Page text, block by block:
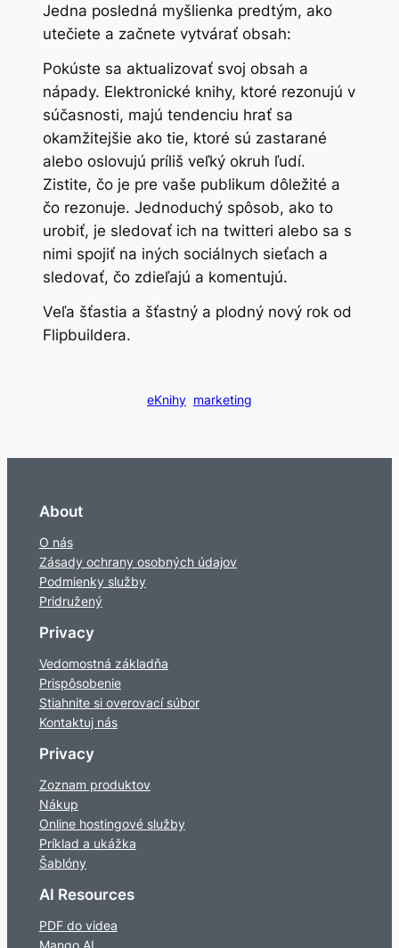
Jedna posledná myšlienka predtým, ako
utečiete a začnete vytvárať obsah:
Pokúste sa aktualizovať svoj obsah a
nápady. Elektronické knihy, ktoré rezonujú v
súčasnosti, majú tendenciu hrať sa
okamžitejšie ako tie, ktoré sú zastarané
alebo oslovujú príliš veľký okruh ľudí.
Zistite, čo je pre vaše publikum dôležité a
čo rezonuje. Jednoduchý spôsob, ako to
urobiť, je sledovať ich na twitteri alebo sa s
nimi spojiť na iných sociálnych sieťach a
sledovať, čo zdieľajú a komentujú.
Veľa šťastia a šťastný a plodný nový rok od
Flipbuildera.
eKnihy marketing
About
O nás
Zásady ochrany osobných údajov
Podmienky služby
Pridružený
Privacy
Vedomostná základňa
Prispôsobenie
Stiahnite si overovací súbor
Kontaktuj nás
Privacy
Zoznam produktov
Nákup
Online hostingové služby
Príklad a ukážka
Šablóny
AI Resources
PDF do videa
Mango AI